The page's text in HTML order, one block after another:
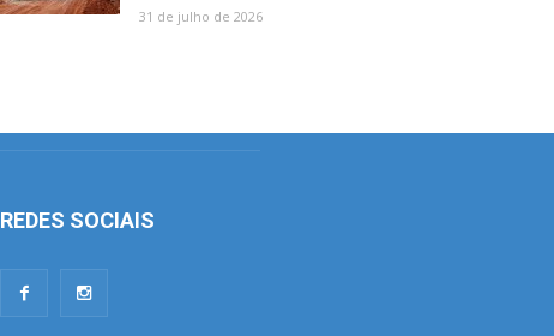
31 de julho de 2026
REDES SOCIAIS